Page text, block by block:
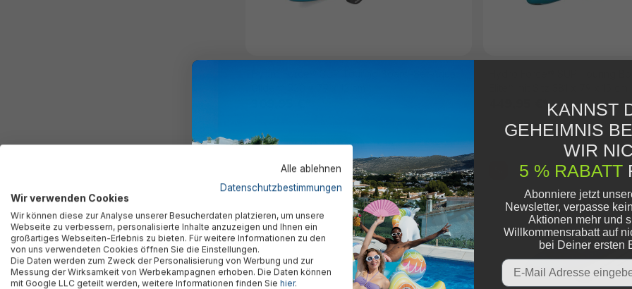
Alle ablehnen
Datenschutzbestimmungen
Wir verwenden Cookies
Wir können diese zur Analyse unserer Besucherdaten platzieren, um unsere
Webseite zu verbessern, personalisierte Inhalte anzuzeigen und Ihnen ein
großartiges Webseiten-Erlebnis zu bieten. Für weitere Informationen zu den
von uns verwendeten Cookies öffnen Sie die Einstellungen.
Die Daten werden zum Zweck der Personalisierung von Werbung und zur
Messung der Wirksamkeit von Werbekampagnen erhoben. Die Daten können
mit Google LLC geteilt werden, weitere Informationen finden Sie hier.
KANNST
GEHEIMNIS
WIR
5 % RABATT
Abonniere jetzt
Newsletter, verpasse
Aktionen mehr und
Willkommensrabatt auf
bei Deiner ersten
Email